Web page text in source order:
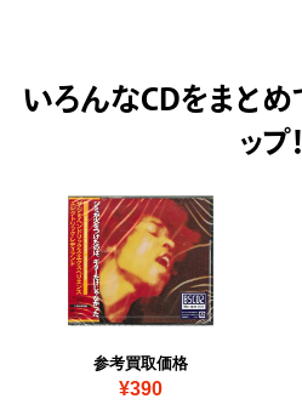
いろんなCDをまとめ
ップ！
参考買取価格
¥390